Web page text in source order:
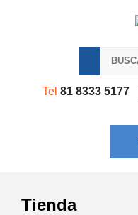
Tel 81 8333 5177
Tienda